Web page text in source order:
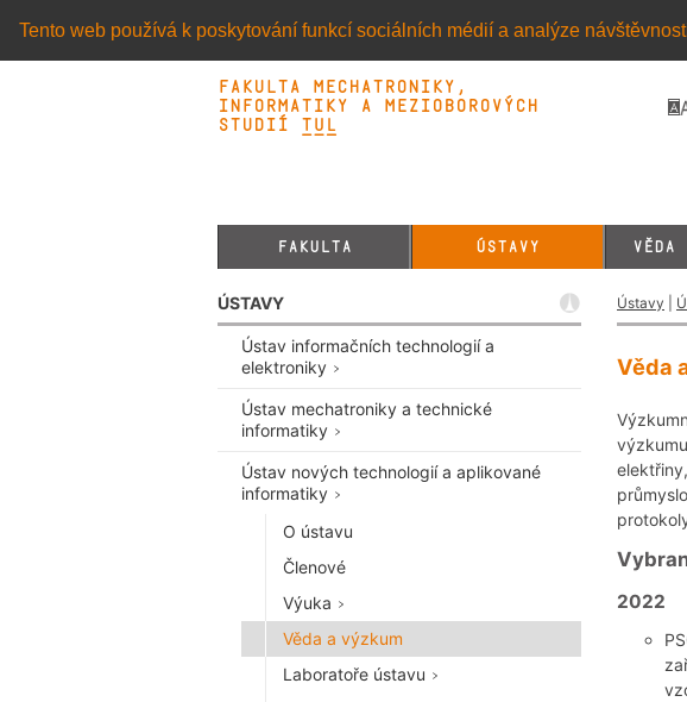
Tento web používá k poskytování funkcí sociálních médií a analýze
Fakulta mechatroniky,
informatiky a mezioborových
studií TUL&
FAKULTA ÚSTAVY VĚDA
ÚSTAVY
Ústav informačních technologií a
elektroniky
Ústav mechatroniky a technické
informatiky
Ústav nových technologií a aplikované
informatiky
O ústavu
Členové
Výuka
Věda a výzkum
Laboratoře ústavu
Ústavy
Věda
2022